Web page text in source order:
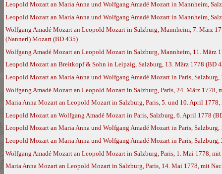
Leopold Mozart an Maria Anna und Wolfgang Amadé Mozart in Mannheim,
Leopold Mozart an Maria Anna und Wolfgang Amadé Mozart in Mannheim,
Wolfgang Amadé Mozart an Leopold Mozart in Salzburg, Mannheim, 7. März
(Nannerl) Mozart (BD 435)
Wolfgang Amadé Mozart an Leopold Mozart in Salzburg, Mannheim, 11. März
Leopold Mozart an Breitkopf & Sohn in Leipzig, Salzburg, 13. März 1778 (BD
Leopold Mozart an Maria Anna und Wolfgang Amadé Mozart in Paris,
Wolfgang Amadé Mozart an Leopold Mozart in Salzburg, Paris, 24. März
Maria Anna Mozart an Leopold Mozart in Salzburg, Paris, 5. und 10. April
Leopold Mozart an Wolfgang Amadé Mozart in Paris, Salzburg, 6. April 1778
Leopold Mozart an Maria Anna und Wolfgang Amadé Mozart in Paris,
Leopold Mozart an Maria Anna und Wolfgang Amadé Mozart in Paris,
Wolfgang Amadé Mozart an Leopold Mozart in Salzburg, Paris, 1. Mai 1778,
Maria Anna Mozart an Leopold Mozart in Salzburg, Paris, 14. Mai 1778, mit